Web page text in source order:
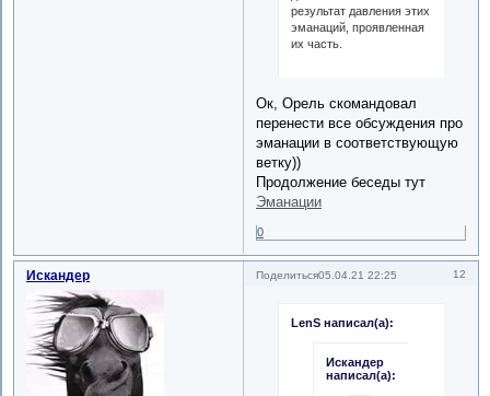
результат давления этих
эманаций, проявленная
их часть.
Ок, Орель скомандовал
перенести все обсуждения про
эманации в соответствующую
ветку))
Продолжение беседы тут
Эманации
0
Поделиться 12
05.04.21 22:25
Искандер
LenS написал(а):
Искандер
написал(а):